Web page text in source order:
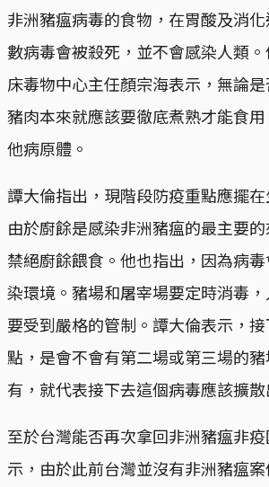
非洲豬瘟病毒的食物，在胃酸及消
數病毒會被殺死，並不會感染人類
床毒物中心主任顏宗海表示，無論是
豬肉本來就應該要徹底煮熟才能食
他病原體。
譚大倫指出，現階段防疫重點應擺在
由於廚餘是感染非洲豬瘟的最主要
禁絕廚餘餵食。他也指出，因為病
染環境。豬場和屠宰場要定時消毒
要受到嚴格的管制。譚大倫表示，
點，是會不會有第二場或第三場的
有，就代表接下去這個病毒應該擴散
至於台灣能否再次拿回非洲豬瘟非
示，由於此前台灣並沒有非洲豬瘟